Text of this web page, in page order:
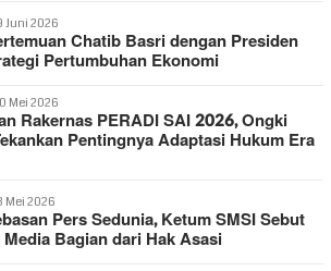
Juni 2026
Chatib Basri dengan Presiden
Pertumbuhan Ekonomi
Mei 2026
Rakernas PERADI SAI 2026, Ongki
Pentingnya Adaptasi Hukum Era
Mei 2026
Pers Sedunia, Ketum SMSI Sebut
Bagian dari Hak Asasi